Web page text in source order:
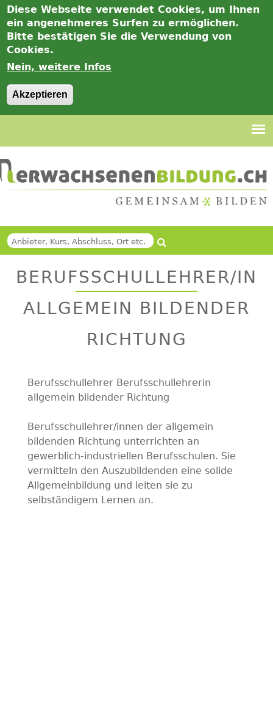
Diese Webseite verwendet Cookies, um Ihnen
ein angenehmeres Surfen zu ermöglichen.
Bitte bestätigen Sie die Verwendung von
Cookies.
Nein, weitere Infos
Akzeptieren
Suche
Back
to
top
BERUFSSCHULLEHRER/IN
ALLGEMEIN BILDENDER
RICHTUNG
Berufsschullehrer Berufsschullehrerin
allgemein bildender Richtung
Berufsschullehrer/innen der allgemein
bildenden Richtung unterrichten an
gewerblich-industriellen Berufsschulen. Sie
vermitteln den Auszubildenden eine solide
Allgemeinbildung und leiten sie zu
selbständigem Lernen an.